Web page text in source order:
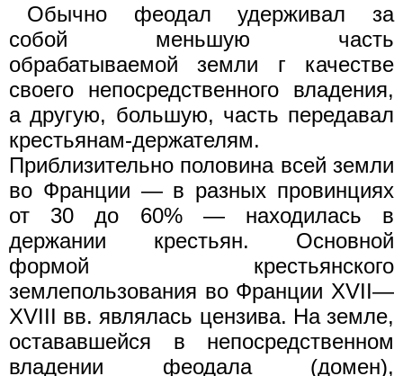
Обычно феодал удерживал за
собой меньшую часть
обрабатываемой земли г качестве
своего непосредственного владения,
а другую, большую, часть передавал
крестьянам-держателям.
Приблизительно половина всей земли
во Франции — в разных провинциях
от 30 до 60% — находилась в
держании крестьян. Основной
формой крестьянского
землепользования во Франции XVII—
XVIII вв. являлась цензива. На земле,
остававшейся в непосредственном
владении феодала (домен),